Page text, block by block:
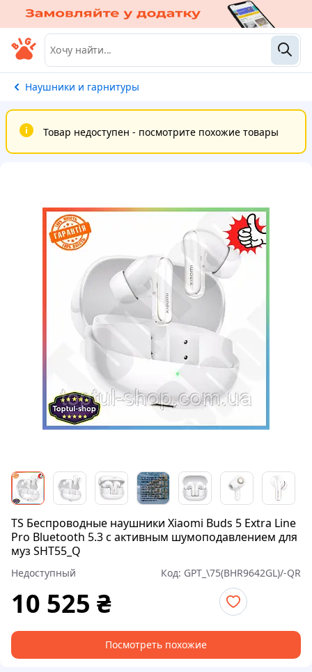
Наушники и гарнитуры
Товар недоступен - посмотрите похожие товары
TS Беспроводные наушники Xiaomi Buds 5 Extra Line
Pro Bluetooth 5.3 с активным шумоподавлением для
муз SHT55_Q
Недоступный Код: GPT_\75(BHR9642GL)/-QR
10 525 ₴
Посмотреть похожие